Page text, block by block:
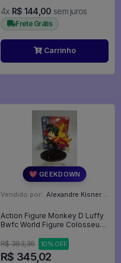
4x R$ 144,00 sem juros
Frete Grátis
Carrinho
💖 GEEKDOWN
Vendido por: Alexandre Kisner - PR
Action Figure Monkey D Luffy
Bwfc World Figure Colosseum
R$ 383,36
10% OFF
R$ 345,02